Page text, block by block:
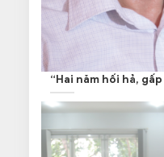
“Hai năm hối hả,